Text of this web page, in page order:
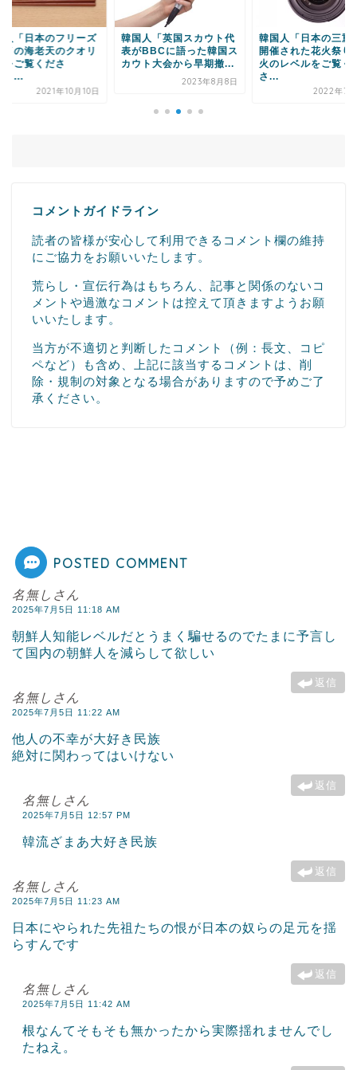
本のフリーズ
老天のクオリ
くださ
2021年10月10日
韓国人「英国スカウト代
表がBBCに語った韓国ス
カウト大会から早期撤...
2023年8月8日
韓国人「日本の三重県で
開催された花火祭りの花
火のレベルをご覧くだ
さ...
2022年7月26日
コメントガイドライン
読者の皆様が安心して利用できるコメント欄の維持
にご協力をお願いいたします。
荒らし・宣伝行為はもちろん、記事と関係のないコ
メントや過激なコメントは控えて頂きますようお願
いいたします。
当方が不適切と判断したコメント（例：長文、コピ
ペなど）も含め、上記に該当するコメントは、削
除・規制の対象となる場合がありますので予めご了
承ください。
POSTED COMMENT
名無しさん
2025年7月5日 11:18 AM
朝鮮人知能レベルだとうまく騙せるのでたまに予言し
て国内の朝鮮人を減らして欲しい
返信
名無しさん
2025年7月5日 11:22 AM
他人の不幸が大好き民族
絶対に関わってはいけない
返信
名無しさん
2025年7月5日 12:57 PM
韓流ざまあ大好き民族
返信
名無しさん
2025年7月5日 11:23 AM
日本にやられた先祖たちの恨が日本の奴らの足元を揺
らすんです
返信
名無しさん
2025年7月5日 11:42 AM
根なんてそもそも無かったから実際揺れませんでし
たねえ。